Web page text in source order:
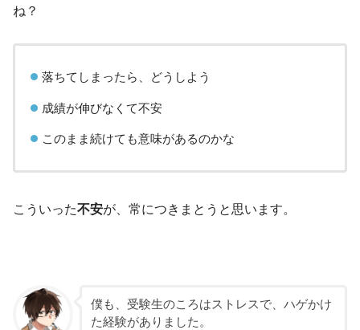
ね？
落ちてしまったら、どうしよう
成績が伸びなくて不安
このまま続けても意味があるのかな
こういった不安が、常につきまとうと思います。
僕も、受験生のころはストレスで、ハゲかけ
た経験がありました。